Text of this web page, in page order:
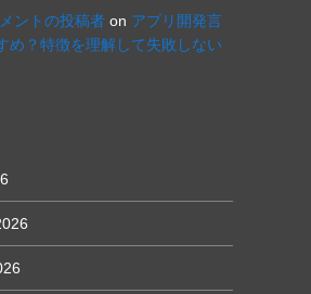
ントの投稿者 on アプリ開発言
め？特徴を理解して失敗しない